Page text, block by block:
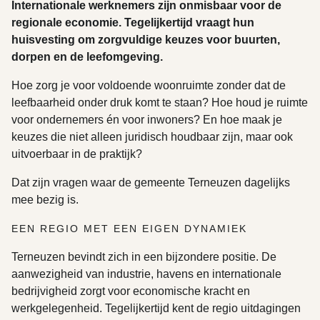
Internationale werknemers zijn onmisbaar voor de
regionale economie. Tegelijkertijd vraagt hun
huisvesting om zorgvuldige keuzes voor buurten,
dorpen en de leefomgeving.
Hoe zorg je voor voldoende woonruimte zonder dat de
leefbaarheid onder druk komt te staan? Hoe houd je ruimte
voor ondernemers én voor inwoners? En hoe maak je
keuzes die niet alleen juridisch houdbaar zijn, maar ook
uitvoerbaar in de praktijk?
Dat zijn vragen waar de gemeente Terneuzen dagelijks
mee bezig is.
EEN REGIO MET EEN EIGEN DYNAMIEK
Terneuzen bevindt zich in een bijzondere positie. De
aanwezigheid van industrie, havens en internationale
bedrijvigheid zorgt voor economische kracht en
werkgelegenheid. Tegelijkertijd kent de regio uitdagingen